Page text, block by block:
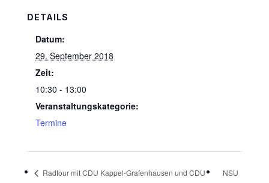
DETAILS
Datum:
29. September 2018
Zeit:
10:30 - 13:00
Veranstaltungskategorie:
Termine
Radtour mit CDU Kappel-Grafenhausen und CDU
NSU